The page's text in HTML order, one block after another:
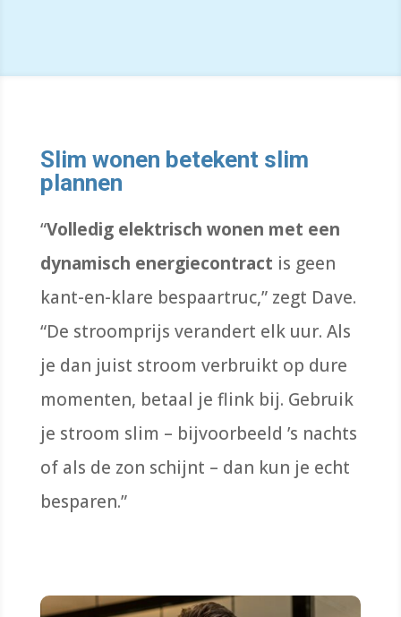
Slim wonen betekent slim
plannen
“Volledig elektrisch wonen met een
dynamisch energiecontract is geen
kant-en-klare bespaartruc,” zegt Dave.
“De stroomprijs verandert elk uur. Als
je dan juist stroom verbruikt op dure
momenten, betaal je flink bij. Gebruik
je stroom slim – bijvoorbeeld ’s nachts
of als de zon schijnt – dan kun je echt
besparen.”